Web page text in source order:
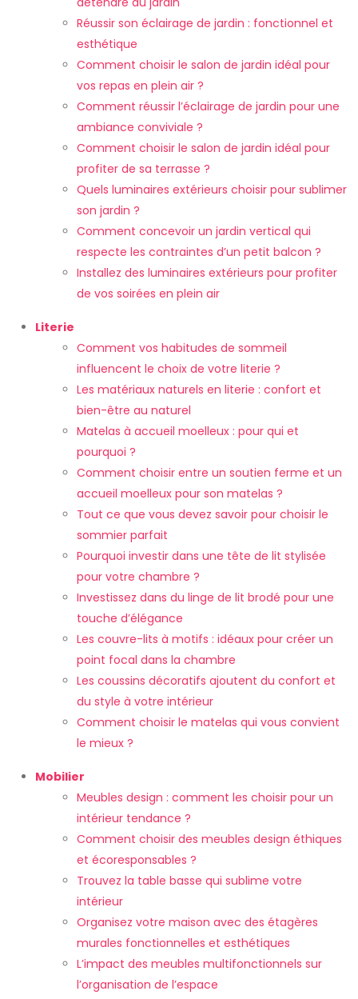
Réussir son éclairage de jardin : fonctionnel et
esthétique
Comment choisir le salon de jardin idéal pour
vos repas en plein air ?
Comment réussir l’éclairage de jardin pour une
ambiance conviviale ?
Comment choisir le salon de jardin idéal pour
profiter de sa terrasse ?
Quels luminaires extérieurs choisir pour sublimer
son jardin ?
Comment concevoir un jardin vertical qui
respecte les contraintes d’un petit balcon ?
Installez des luminaires extérieurs pour profiter
de vos soirées en plein air
Literie
Comment vos habitudes de sommeil
influencent le choix de votre literie ?
Les matériaux naturels en literie : confort et
bien-être au naturel
Matelas à accueil moelleux : pour qui et
pourquoi ?
Comment choisir entre un soutien ferme et un
accueil moelleux pour son matelas ?
Tout ce que vous devez savoir pour choisir le
sommier parfait
Pourquoi investir dans une tête de lit stylisée
pour votre chambre ?
Investissez dans du linge de lit brodé pour une
touche d’élégance
Les couvre-lits à motifs : idéaux pour créer un
point focal dans la chambre
Les coussins décoratifs ajoutent du confort et
du style à votre intérieur
Comment choisir le matelas qui vous convient
le mieux ?
Mobilier
Meubles design : comment les choisir pour un
intérieur tendance ?
Comment choisir des meubles design éthiques
et écoresponsables ?
Trouvez la table basse qui sublime votre
intérieur
Organisez votre maison avec des étagères
murales fonctionnelles et esthétiques
L’impact des meubles multifonctionnels sur
l’organisation de l’espace